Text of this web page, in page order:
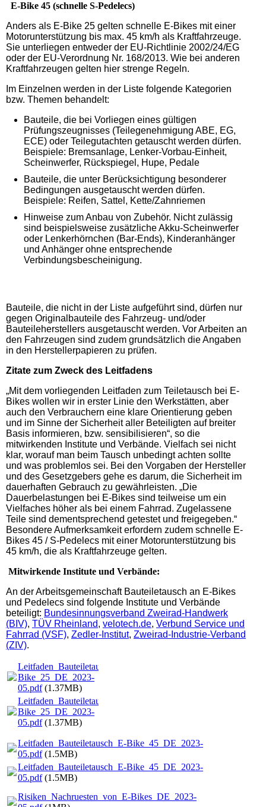
E-Bike 45 (schnelle S-Pedelecs)
Anders als E-Bike 25 gelten schnelle E-Bikes mit einer
Motorunterstützung bis max. 45 km/h als Kraftfahrzeuge.
Sie unterliegen entweder der EU-Richtlinie 2002/24/EG
oder der EU-Verordnung Nr. 168/2013. Wie bei anderen
Kraftfahrzeugen gelten hier strenge Regeln.
Im Einzelnen werden in der Liste folgende Kategorien
bzw. Themen behandelt:
Bauteile, die bei Vorliegen eines gültigen
Prüfungszeugnisses (Teilegenehmigung ABE, EG,
ECE) oder Teilegutachten getauscht werden dürfen.
Beispiele: Bremsanlage, Lenker-Vorbau-Einheit,
Scheinwerfer, Rückspiegel, Hupe, Pedale
Bauteile, die unter Berücksichtigung besonderer
Bedingungen ausgetauscht werden dürfen.
Beispiele: Reifen, Sattel, Kette/Zahnriemen
Hinweise zum Anbau von Zubehör. Nicht zulässig
sind beispielsweise zusätzliche Akku-Scheinwerfer
oder Lenkerhörnchen (Bar-Ends), Kinderanhänger
und Anhänger ohne entsprechende
Verbindungsbescheinigung.
Bauteile, die nicht in der Liste aufgeführt sind, dürfen nur
gegen Originalbauteile des Fahrzeug- und/oder
Bauteileherstellers ausgetauscht werden. Vor Arbeiten an
den Fahrzeugen sind zudem grundsätzlich die Angaben
in den Herstellerpapieren zu prüfen.
Zitate zum Zweck des Leitfadens
„Mit dem vorliegenden Leitfaden zum Teiletausch bei E-
Bikes wollen wir in erster Linie den Werkstätten, aber
auch den Verbrauchern eine klare Orientierung geben
und im Sinne der Sicherheit aller Beteiligten auf breiter
Basis informieren, bzw. sensibilisieren“, so die
mitwirkenden Institute und Verbände. Vielfach sei nicht
klar, worauf man beim Tausch unbedingt achten sollte
und was problemlos sei. Bei den Vorgaben der Hersteller
und des Gesetzgebers gehe es darum, die Sicherheit im
dauerhaften Gebrauch zu gewährleisten. „Die
Dauerbelastungen bei E-Bikes sind teilweise um ein
Vielfaches höher als bei einem Fahrrad. Zugelassene
Teile sind dementsprechend getestet und freigegeben.“
Besondere Aufmerksamkeit erfordern zudem schnelle E-
Bikes 45 / S-Pedelecs mit einer Motorunterstützung bis
45 km/h, die als Kraftfahrzeuge gelten.
Mitwirkende Institute und Verbände:
An der Arbeitsgemeinschaft Bauteiletausch an E-Bikes
und Pedelecs sind folgende Institute und Verbände
beteiligt: Bundesinnungsverband Zweirad-Handwerk
(BIV), TÜV Rheinland, velotech.de, Verbund Service und
Fahrrad (VSF), Zedler-Institut, Zweirad-Industrie-Verband
(ZIV).
Leitfaden_Bauteiletausch_E-
Bike_25_DE_2023-
05.pdf(1.37MB)
Leitfaden_Bauteiletausch_E-
Bike_25_DE_2023-
05.pdf(1.37MB)
Leitfaden_Bauteiletausch_E-Bike_45_DE_2023-
05.pdf(1.5MB)
Leitfaden_Bauteiletausch_E-Bike_45_DE_2023-
05.pdf(1.5MB)
Risiken_Nachruesten_von_E-Bikes_DE_2023-